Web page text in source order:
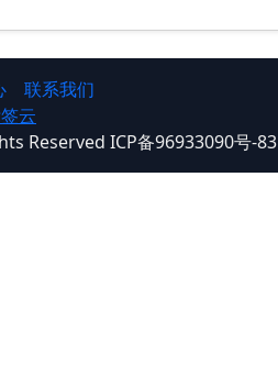
联系我们
云
Reserved ICP备96933090号-83